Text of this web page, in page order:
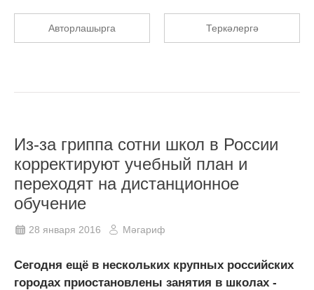
Авторлашырга Теркәлергә
Из-за гриппа сотни школ в России
корректируют учебный план и
переходят на дистанционное
обучение
28 января 2016 Мәгариф
Сегодня ещё в нескольких крупных российских
городах приостановлены занятия в школах -